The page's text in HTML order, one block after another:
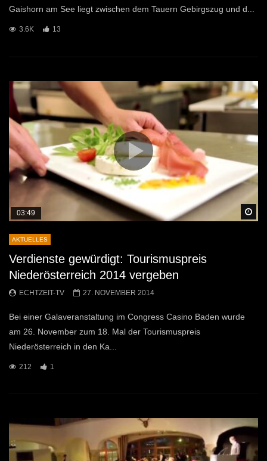
Gaishorn am See liegt zwischen dem Tauern Gebirgszug und d...
3.6K 13
03:49
AKTUELLES
Verdienste gewürdigt: Tourismuspreis
Niederösterreich 2014 vergeben
ECHTZEIT-TV 27. NOVEMBER 2014
Bei einer Galaveranstaltung im Congress Casino Baden wurde
am 26. November zum 18. Mal der Tourismuspreis
Niederösterreich in den Ka...
212 1